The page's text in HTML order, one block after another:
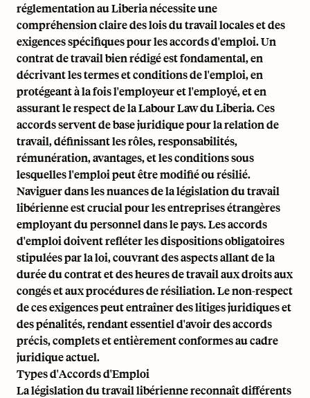
réglementation au Liberia nécessite une
compréhension claire des lois du travail locales et des
exigences spécifiques pour les accords d'emploi. Un
contrat de travail bien rédigé est fondamental, en
décrivant les termes et conditions de l'emploi, en
protégeant à la fois l'employeur et l'employé, et en
assurant le respect de la Labour Law du Liberia. Ces
accords servent de base juridique pour la relation de
travail, définissant les rôles, responsabilités,
rémunération, avantages, et les conditions sous
lesquelles l'emploi peut être modifié ou résilié.
Naviguer dans les nuances de la législation du travail
libérienne est crucial pour les entreprises étrangères
employant du personnel dans le pays. Les accords
d'emploi doivent refléter les dispositions obligatoires
stipulées par la loi, couvrant des aspects allant de la
durée du contrat et des heures de travail aux droits aux
congés et aux procédures de résiliation. Le non-respect
de ces exigences peut entraîner des litiges juridiques et
des pénalités, rendant essentiel d'avoir des accords
précis, complets et entièrement conformes au cadre
juridique actuel.
Types d'Accords d'Emploi
La législation du travail libérienne reconnaît différents